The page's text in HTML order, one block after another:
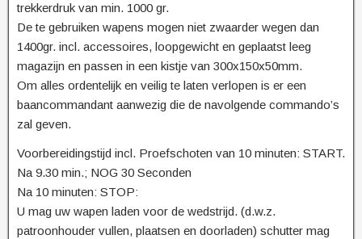
trekkerdruk van min. 1000 gr.
De te gebruiken wapens mogen niet zwaarder wegen dan
1400gr. incl. accessoires, loopgewicht en geplaatst leeg
magazijn en passen in een kistje van 300x150x50mm.
Om alles ordentelijk en veilig te laten verlopen is er een
baancommandant aanwezig die de navolgende commando’s
zal geven.
Voorbereidingstijd incl. Proefschoten van 10 minuten: START.
Na 9.30 min.; NOG 30 Seconden
Na 10 minuten: STOP:
U mag uw wapen laden voor de wedstrijd. (d.w.z.
patroonhouder vullen, plaatsen en doorladen) schutter mag